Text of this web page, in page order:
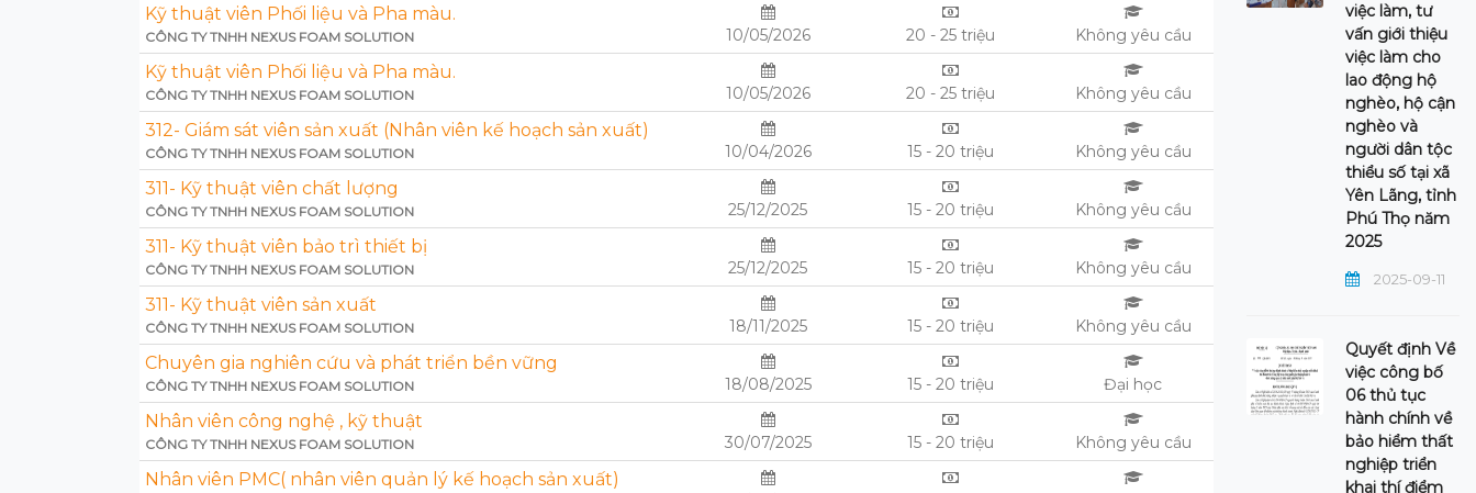
Kỹ thuật viên Phối liệu và Pha màu.
CÔNG TY TNHH NEXUS FOAM SOLUTION 10/05/2026 20 - 25 triệu Không yêu cầu
Kỹ thuật viên Phối liệu và Pha màu.
CÔNG TY TNHH NEXUS FOAM SOLUTION 10/05/2026 20 - 25 triệu Không yêu cầu
312- Giám sát viên sản xuất (Nhân viên kế hoạch sản xuất)
CÔNG TY TNHH NEXUS FOAM SOLUTION 10/04/2026 15 - 20 triệu Không yêu cầu
311- Kỹ thuật viên chất lượng
CÔNG TY TNHH NEXUS FOAM SOLUTION 25/12/2025 15 - 20 triệu Không yêu cầu
311- Kỹ thuật viên bảo trì thiết bị
CÔNG TY TNHH NEXUS FOAM SOLUTION 25/12/2025 15 - 20 triệu Không yêu cầu
311- Kỹ thuật viên sản xuất
CÔNG TY TNHH NEXUS FOAM SOLUTION 18/11/2025 15 - 20 triệu Không yêu cầu
Chuyên gia nghiên cứu và phát triển bền vững
CÔNG TY TNHH NEXUS FOAM SOLUTION 18/08/2025 15 - 20 triệu Đại học
Nhân viên công nghệ , kỹ thuật
CÔNG TY TNHH NEXUS FOAM SOLUTION 30/07/2025 15 - 20 triệu Không yêu cầu
Nhân viên PMC( nhân viên quản lý kế hoạch sản xuất)
việc làm, tư
vấn giới thiệu
việc làm cho
lao động hộ
nghèo, hộ cận
nghèo và
người dân tộc
thiểu số tại xã
Yên Lãng, tỉnh
Phú Thọ năm
2025
2025-09-11
Quyết định Về
việc công bố
06 thủ tục
hành chính về
bảo hiểm thất
nghiệp triển
khai thí điểm